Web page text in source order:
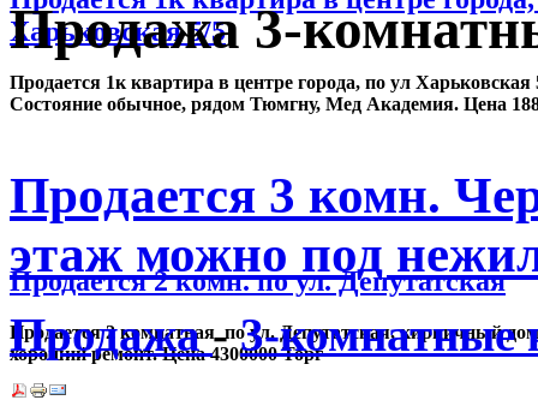
Харьковская 5/5
Продается 1к квартира в центре города, по ул Харьковская
Состояние обычное, рядом Тюмгну, Мед Академия. Цена
Продается 2 комн. по ул. Депутатская
Продается 2 комнатная по ул. Депутатская, кирпичный
хороший ремонт. Цена 4300000 Торг
Продажа 3-
Продается 3 комн.
этаж можно под
Продажа-3-комнатные